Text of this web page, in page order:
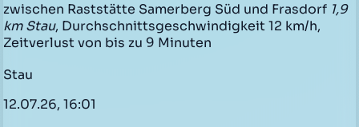
zwischen Raststätte Samerberg Süd und Frasdorf 1,9
km Stau, Durchschnittsgeschwindigkeit 12 km/h,
Zeitverlust von bis zu 9 Minuten
Stau
12.07.26, 16:01